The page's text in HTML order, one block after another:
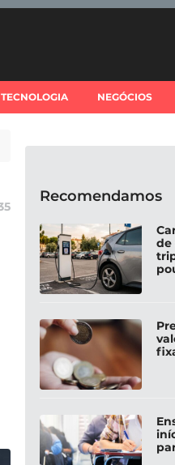
TECNOLOGIA NEGÓCIOS
Recomendamos
de